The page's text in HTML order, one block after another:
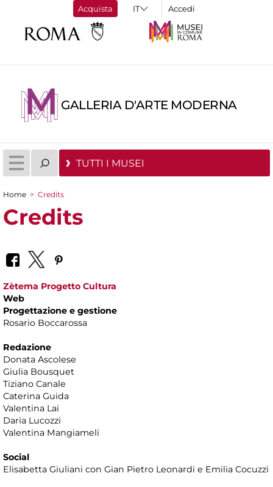
Acquista Accedi
GALLERIA D'ARTE MODERNA
TUTTI I MUSEI
Tu sei qui
Home > Credits
Credits
Zètema Progetto Cultura
Web
Progettazione e gestione
Rosario Boccarossa
Redazione
Donata Ascolese
Giulia Bousquet
Tiziano Canale
Caterina Guida
Valentina Lai
Daria Lucozzi
Valentina Mangiameli
Social
Elisabetta Giuliani con Gian Pietro Leonardi e Emilia Cocuzzi